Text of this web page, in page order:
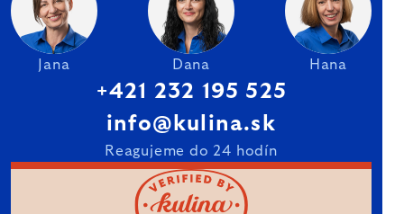
Jana Dana Hana
+421 232 195 525
info@kulina.sk
Reagujeme do 24 hodín